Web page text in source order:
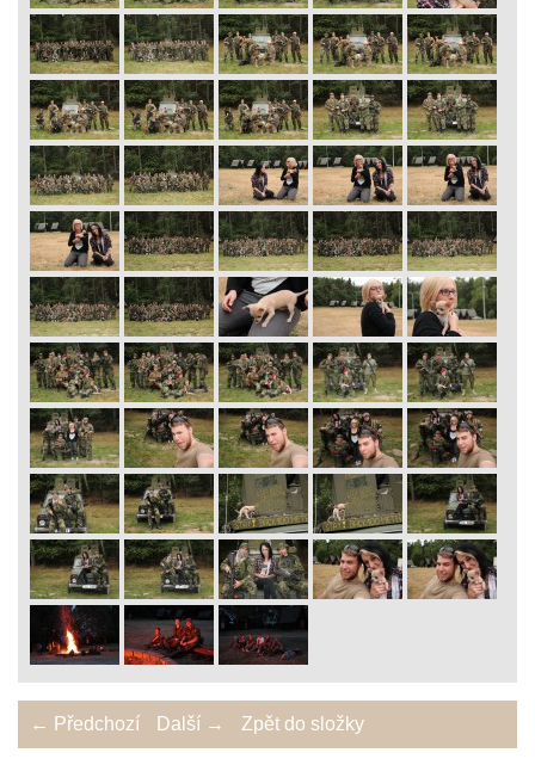
← Předchozí Další → Zpět do složky